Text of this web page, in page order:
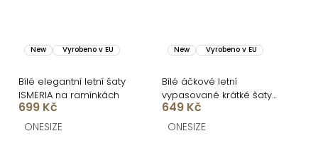
New Vyrobeno v EU
Bílé elegantní letní šaty
ISMERIA na ramínkách
699 Kč
ONESIZE
New Vyrobeno v EU
Bílé áčkové letní
vypasované krátké šaty
BUMBLEE
649 Kč
ONESIZE